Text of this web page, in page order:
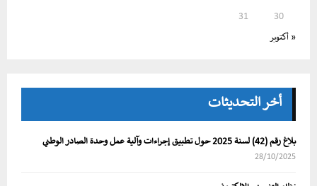
30
31
« أكتوبر
أخر التحديثات
بلاغ رقم (42) لسنة 2025 حول تطبيق إجراءات وآلية عمل وحدة الصادر الوطني
28/10/2025